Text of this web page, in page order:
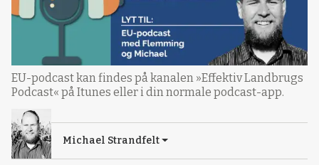
EU-podcast kan findes på kanalen »Effektiv Landbrugs
Podcast« på Itunes eller i din normale podcast-app.
Michael Strandfelt